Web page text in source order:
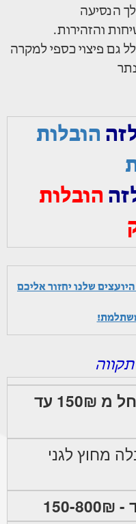
הנסיעה
והזהירות.
גם פיצוי כספי למקרה
הובלות
הובלות
שלנו יחזור אליכם
מחיר הובלות קטנות החל מ 150₪ עד
מחוץ לגני